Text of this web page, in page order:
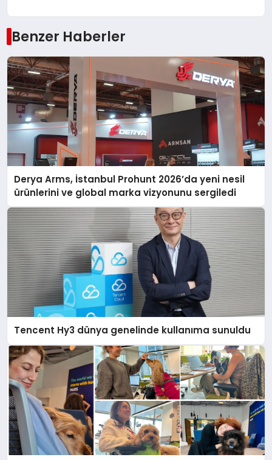
Benzer Haberler
Derya Arms, İstanbul Prohunt 2026’da yeni nesil
ürünlerini ve global marka vizyonunu sergiledi
Tencent Hy3 dünya genelinde kullanıma sunuldu